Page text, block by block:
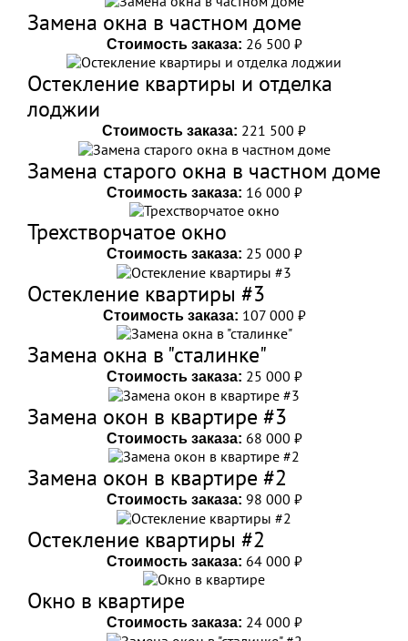
Замена окна в частном доме
Стоимость заказа: 26 500 ₽
Остекление квартиры и отделка
лоджии
Стоимость заказа: 221 500 ₽
Замена старого окна в частном доме
Стоимость заказа: 16 000 ₽
Трехстворчатое окно
Стоимость заказа: 25 000 ₽
Остекление квартиры #3
Стоимость заказа: 107 000 ₽
Замена окна в "сталинке"
Стоимость заказа: 25 000 ₽
Замена окон в квартире #3
Стоимость заказа: 68 000 ₽
Замена окон в квартире #2
Стоимость заказа: 98 000 ₽
Остекление квартиры #2
Стоимость заказа: 64 000 ₽
Окно в квартире
Стоимость заказа: 24 000 ₽